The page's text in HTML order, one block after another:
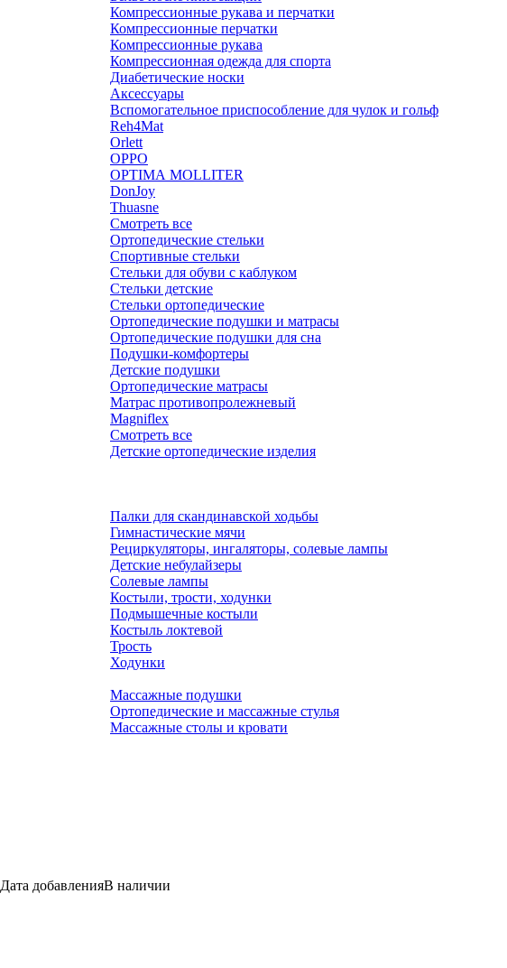
Компрессионные рукава и перчатки
Компрессионные перчатки
Компрессионные рукава
Компрессионная одежда для спорта
Диабетические носки
Аксессуары
Вспомогательное приспособление для чулок и гольф
Reh4Mat
Orlett
OPPO
OPTIMA MOLLITER
DonJoy
Thuasne
Смотреть все
Ортопедические стельки
Спортивные стельки
Стельки для обуви с каблуком
Стельки детские
Стельки ортопедические
Ортопедические подушки и матрасы
Ортопедические подушки для сна
Подушки-комфортеры
Детские подушки
Ортопедические матрасы
Матрас противопролежневый
Magniflex
Смотреть все
Детские ортопедические изделия
Палки для скандинавской ходьбы
Гимнастические мячи
Рециркуляторы, ингаляторы, солевые лампы
Детские небулайзеры
Солевые лампы
Костыли, трости, ходунки
Подмышечные костыли
Костыль локтевой
Трость
Ходунки
Массажные подушки
Ортопедические и массажные стулья
Массажные столы и кровати
Дата добавленияВ наличии